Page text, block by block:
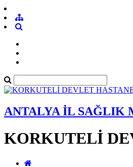
ANTALYA İL SAĞLIK
KORKUTELİ